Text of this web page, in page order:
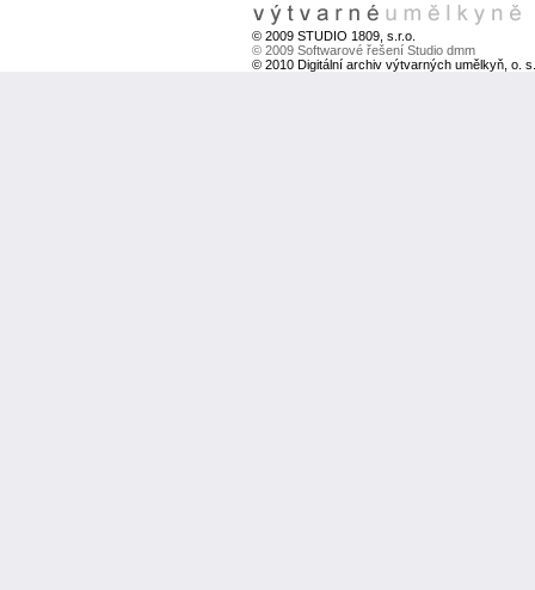
© 2009 STUDIO 1809, s.r.o.
© 2009 Softwarové řešení Studio dmm
© 2010 Digitální archiv výtvarných umělkyň, o. s.